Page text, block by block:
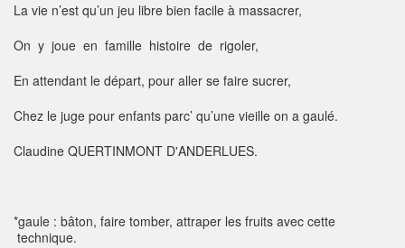
La vie n’est qu’un jeu libre bien facile à massacrer,
On y joue en famille histoire de rigoler,
En attendant le départ, pour aller se faire sucrer,
Chez le juge pour enfants parc’ qu’une vieille on a gaulé.
Claudine QUERTINMONT D'ANDERLUES.
*gaule : bâton, faire tomber, attraper les fruits avec cette
technique.